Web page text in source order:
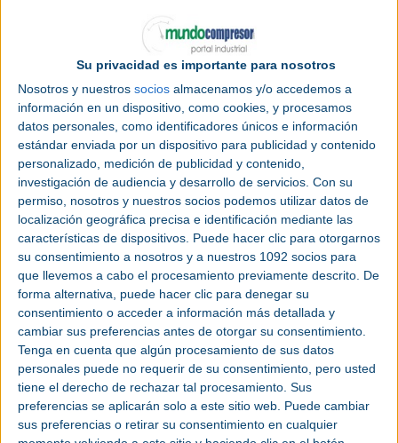
Su privacidad es importante para nosotros
Nosotros y nuestros socios almacenamos y/o accedemos a
información en un dispositivo, como cookies, y procesamos
datos personales, como identificadores únicos e información
estándar enviada por un dispositivo para publicidad y contenido
personalizado, medición de publicidad y contenido,
investigación de audiencia y desarrollo de servicios. Con su
permiso, nosotros y nuestros socios podemos utilizar datos de
localización geográfica precisa e identificación mediante las
características de dispositivos. Puede hacer clic para otorgarnos
su consentimiento a nosotros y a nuestros 1092 socios para
que llevemos a cabo el procesamiento previamente descrito. De
forma alternativa, puede hacer clic para denegar su
consentimiento o acceder a información más detallada y
cambiar sus preferencias antes de otorgar su consentimiento.
Tenga en cuenta que algún procesamiento de sus datos
personales puede no requerir de su consentimiento, pero usted
tiene el derecho de rechazar tal procesamiento. Sus
preferencias se aplicarán solo a este sitio web. Puede cambiar
sus preferencias o retirar su consentimiento en cualquier
que busca dar visibilidad a los avances más
destacados en tecnología,eficiencia energética
sostenibilidaddesarrollados por las empresas
expositoras.
Este espacio, que se ha consolidado como un
referente en la divulgación de novedades técnicas
del sector, pone en valor la capacidad innovadora
de una industria en plena transformación. Las
candidaturas podrán presentarse hasta el próximo
12 de septiembre, y serán evaluadas por un jurado
especializado, que seleccionará las propuestas más
representativas por su aportación innovadora.
C&R 2.25 coincidirá en calendario y recinto con
otras dos grandes ferias de Ifema Madrid:Genera
centrada en energía y medioambiente, yMatelec,
enfocada en soluciones para la industria eléctrica y
electrónica. Esta celebración conjunta busca
potenciar las sinergias entre sectores afines y
reforzar la convocatoria profesional.